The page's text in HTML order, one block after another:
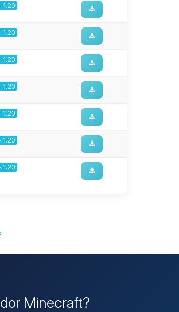
1.20
1.20
1.20
1.20
1.20
1.20
1.20
Minecraft?